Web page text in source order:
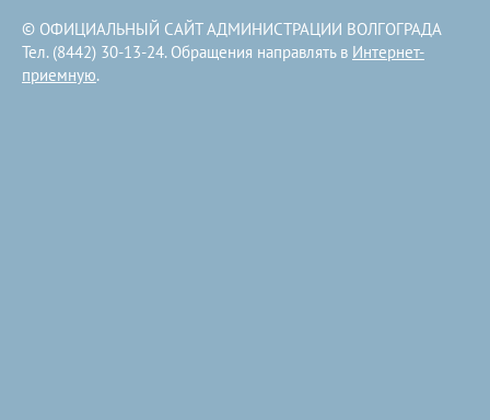
© ОФИЦИАЛЬНЫЙ САЙТ АДМИНИСТРАЦИИ ВОЛГОГРАДА
Тел. (8442) 30-13-24. Обращения направлять в Интернет-
приемную.